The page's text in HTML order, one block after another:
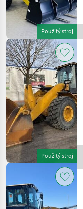
Použitý stroj
Použitý stroj